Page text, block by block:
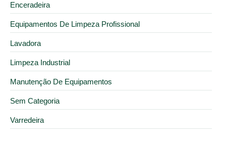
Enceradeira
Equipamentos De Limpeza Profissional
Lavadora
Limpeza Industrial
Manutenção De Equipamentos
Sem Categoria
Varredeira